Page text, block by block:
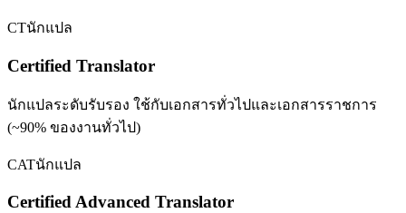
CTนักแปล
Certified Translator
นักแปลระดับรับรอง ใช้กับเอกสารทั่วไปและเอกสารราชการ
(~90% ของงานทั่วไป)
CATนักแปล
Certified Advanced Translator